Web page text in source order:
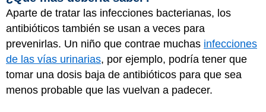
Aparte de tratar las infecciones bacterianas, los
antibióticos también se usan a veces para
prevenirlas. Un niño que contrae muchas infecciones
de las vías urinarias, por ejemplo, podría tener que
tomar una dosis baja de antibióticos para que sea
menos probable que las vuelvan a padecer.